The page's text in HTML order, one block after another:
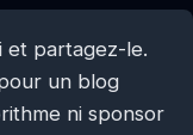
et partagez-le.
un blog
ni sponsor